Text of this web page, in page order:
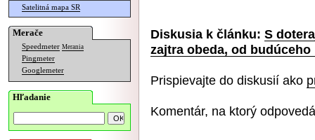
Satelitná mapa SR
Merače
Speedmeter Merania
Pingmeter
Googlemeter
Hľadanie
Diskusia k článku: S
zajtra obeda, od
Prispievajte do diskusií ako
Komentár, na ktorý